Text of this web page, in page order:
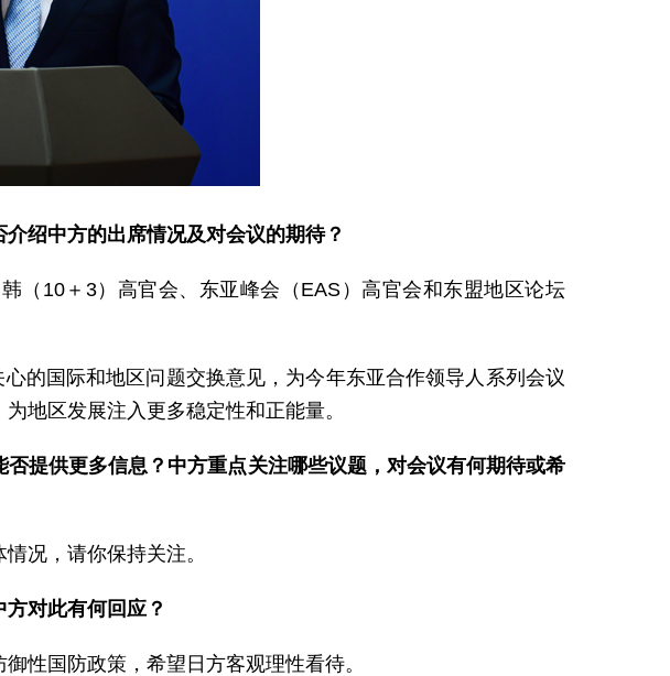
绍中方的出席情况及对会议的期待？
（10＋3）高官会、东亚峰会（EAS）高官会和东盟地区论坛
的国际和地区问题交换意见，为今年东亚合作领导人系列会议
地区发展注入更多稳定性和正能量。
提供更多信息？中方重点关注哪些议题，对会议有何期待或希
况，请你保持关注。
对此有何回应？
性国防政策，希望日方客观理性看待。